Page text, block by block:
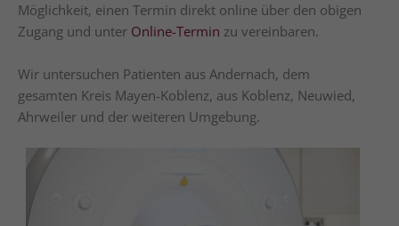
Möglichkeit, einen Termin direkt online über den obigen
Zugang und unter Online-Termin zu vereinbaren.
Wir untersuchen Patienten aus Andernach, dem
gesamten Kreis Mayen-Koblenz, aus Koblenz, Neuwied,
Ahrweiler und der weiteren Umgebung.